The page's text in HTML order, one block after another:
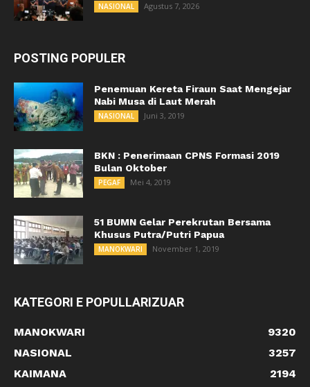
NASIONAL Agustus 7, 2026
POSTING POPULER
Penemuan Kereta Firaun Saat Mengejar
Nabi Musa di Laut Merah
NASIONAL Juni 3, 2019
BKN : Penerimaan CPNS Formasi 2019
Bulan Oktober
PEGAF Mei 4, 2019
51 BUMN Gelar Perekrutan Bersama
Khusus Putra/Putri Papua
MANOKWARI November 1, 2019
KATEGORI E POPULLARIZUAR
MANOKWARI
9320
NASIONAL
3257
KAIMANA
2194